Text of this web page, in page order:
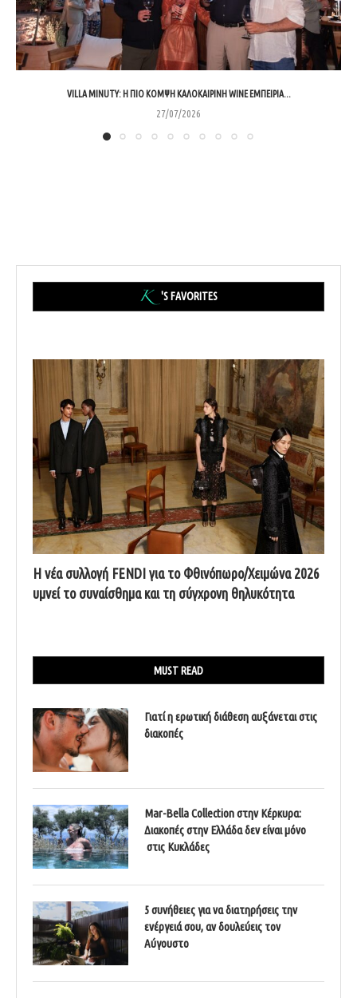
VILLA MINUTY: Η ΠΙΟ ΚΟΜΨΉ ΚΑΛΟΚΑΙΡΙΝΉ WINE ΕΜΠΕΙΡΊΑ...
27/07/2026
'S FAVORITES
Η νέα συλλογή FENDI για το Φθινόπωρο/Χειμώνα 2026
υμνεί το συναίσθημα και τη σύγχρονη θηλυκότητα
MUST READ
Γιατί η ερωτική διάθεση αυξάνεται στις
διακοπές
Mar-Bella Collection στην Κέρκυρα:
Διακοπές στην Ελλάδα δεν είναι μόνο
στις Κυκλάδες
5 συνήθειες για να διατηρήσεις την
ενέργειά σου, αν δουλεύεις τον
Αύγουστο